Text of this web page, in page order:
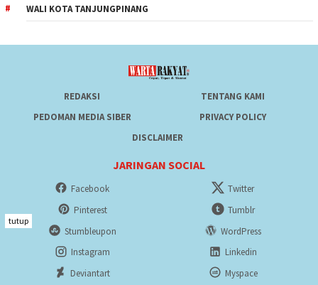
WALI KOTA TANJUNGPINANG
REDAKSI
TENTANG KAMI
PEDOMAN MEDIA SIBER
PRIVACY POLICY
DISCLAIMER
JARINGAN SOCIAL
Facebook
Twitter
Pinterest
Tumblr
Stumbleupon
WordPress
Instagram
Linkedin
Deviantart
Myspace
tutup